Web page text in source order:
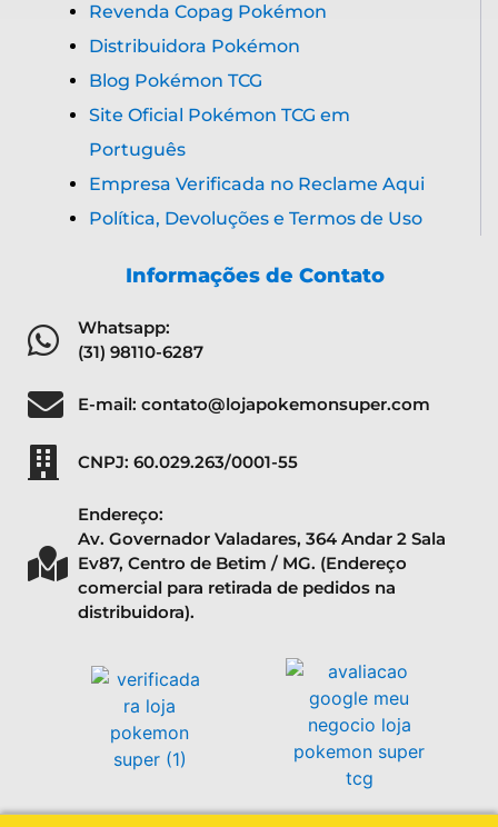
Revenda Copag Pokémon
Distribuidora Pokémon
Blog Pokémon TCG
Site Oficial Pokémon TCG em
Português
Empresa Verificada no Reclame Aqui
Política, Devoluções e Termos de Uso
Informações de Contato
Whatsapp:
(31) 98110-6287
E-mail: contato@lojapokemonsuper.com
CNPJ: 60.029.263/0001-55
Endereço:
Av. Governador Valadares, 364 Andar 2 Sala
Ev87, Centro de Betim / MG. (Endereço
comercial para retirada de pedidos na
distribuidora).